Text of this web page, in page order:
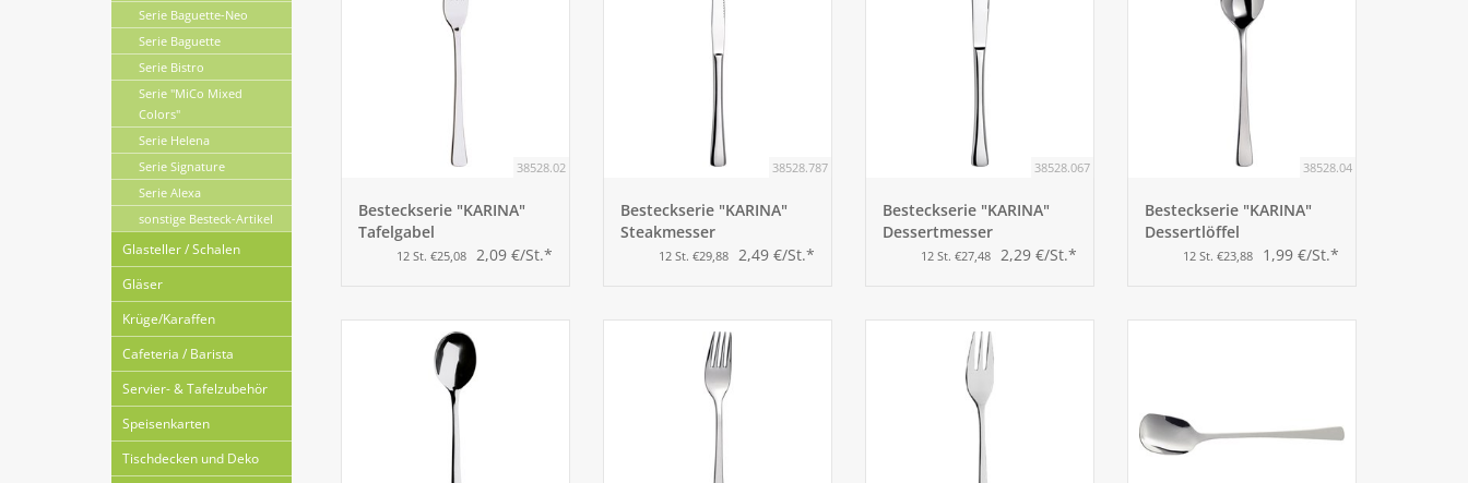
Serie Baguette-Neo
Serie Baguette
Serie Bistro
Serie "MiCo Mixed
Colors"
Serie Helena
Serie Signature
Serie Alexa
sonstige Besteck-Artikel
Glasteller / Schalen
Gläser
Krüge/Karaffen
Cafeteria / Barista
Servier- & Tafelzubehör
Speisenkarten
Tischdecken und Deko
38528.02
Besteckserie "KARINA"
Tafelgabel
12 St. €25,08 2,09 €/St.*
38528.787
Besteckserie "KARINA"
Steakmesser
12 St. €29,88 2,49 €/St.*
38528.067
Besteckserie "KARINA"
Dessertmesser
12 St. €27,48 2,29 €/St.*
38528.04
Besteckserie "KARINA"
Dessertlöffel
12 St. €23,88 1,99 €/St.*